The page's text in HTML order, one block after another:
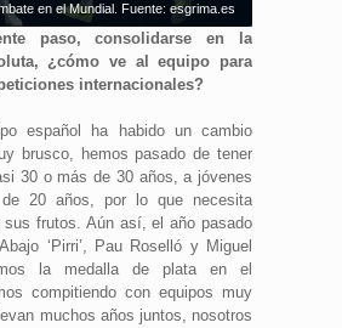
en el Mundial. Fuente: esgrima.es
paso, consolidarse en la
¿cómo ve al equipo para
internacionales?
español ha habido un cambio
brusco, hemos pasado de tener
30 o más de 30 años, a jóvenes
20 años, por lo que necesita
sus frutos. Aún así, el año pasado
‘Pirri’, Pau Roselló y Miguel
la medalla de plata en el
compitiendo con equipos muy
muchos años juntos, nosotros